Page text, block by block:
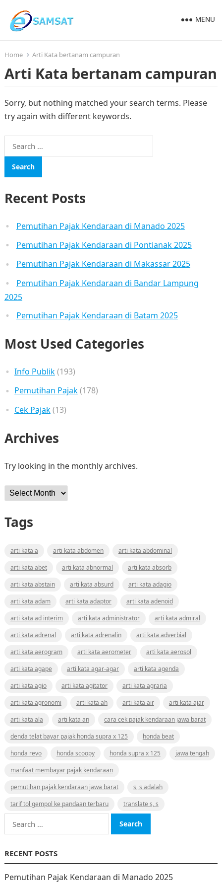
MENU
Home Arti Kata bertanam campuran
Arti Kata bertanam campuran
Sorry, but nothing matched your search terms. Please
try again with different keywords.
Search
for:
Recent Posts
Pemutihan Pajak Kendaraan di Manado 2025
Pemutihan Pajak Kendaraan di Pontianak 2025
Pemutihan Pajak Kendaraan di Makassar 2025
Pemutihan Pajak Kendaraan di Bandar Lampung
2025
Pemutihan Pajak Kendaraan di Batam 2025
Most Used Categories
Info Publik(193)
Pemutihan Pajak(178)
Cek Pajak(13)
Archives
Try looking in the monthly archives.
Archives
Tags
arti kata a arti kata abdomen
arti kata abdominal
arti kata abet
arti kata abnormal
arti kata absorb
arti kata abstain
arti kata absurd
arti kata adagio
arti kata adam
arti kata adaptor
arti kata adenoid
arti kata ad interim
arti kata administrator
arti kata admiral
arti kata adrenal
arti kata adrenalin
arti kata adverbial
arti kata aerogram
arti kata aerometer
arti kata aerosol
arti kata agape
arti kata agar-agar
arti kata agenda
arti kata agio
arti kata agitator
arti kata agraria
arti kata agronomi
arti kata ah arti kata air
arti kata ajar
arti kata ala
arti kata an
cara cek pajak kendaraan jawa barat
denda telat bayar pajak honda supra x 125
honda beat
honda revo
honda scoopy honda supra x 125
jawa tengah
manfaat membayar pajak kendaraan
pemutihan pajak kendaraan jawa barat
s, s adalah
tarif tol gempol ke pandaan terbaru
translate s, s
Search
for:
RECENT POSTS
Pemutihan Pajak Kendaraan di Manado 2025